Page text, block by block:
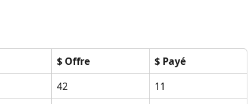
$ Offre
$ Payé
42
11